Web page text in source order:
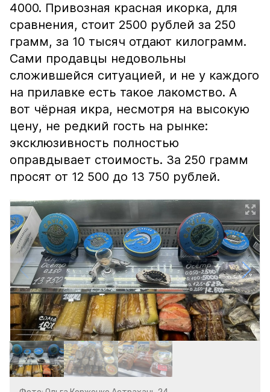
4000. Привозная красная икорка, для
сравнения, стоит 2500 рублей за 250
грамм, за 10 тысяч отдают килограмм.
Сами продавцы недовольны
сложившейся ситуацией, и не у каждого
на прилавке есть такое лакомство. А
вот чёрная икра, несмотря на высокую
цену, не редкий гость на рынке:
эксклюзивность полностью
оправдывает стоимость. За 250 грамм
просят от 12 500 до 13 750 рублей.